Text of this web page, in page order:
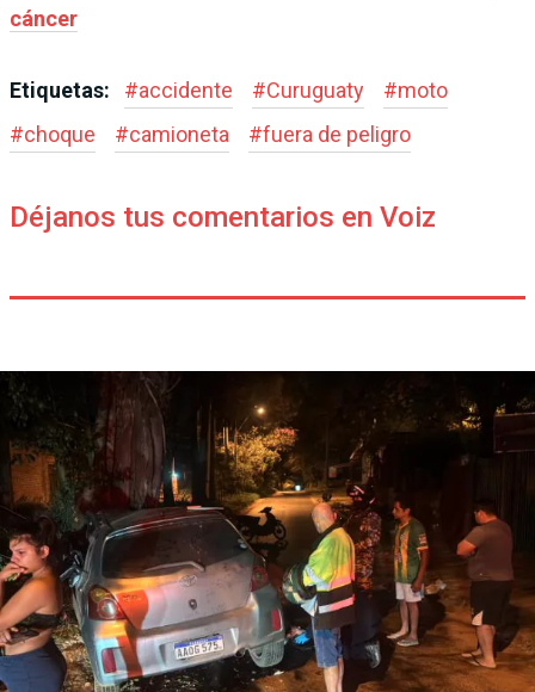
cáncer
Etiquetas: #accidente #Curuguaty #moto
#choque #camioneta #fuera de peligro
Déjanos tus comentarios en Voiz